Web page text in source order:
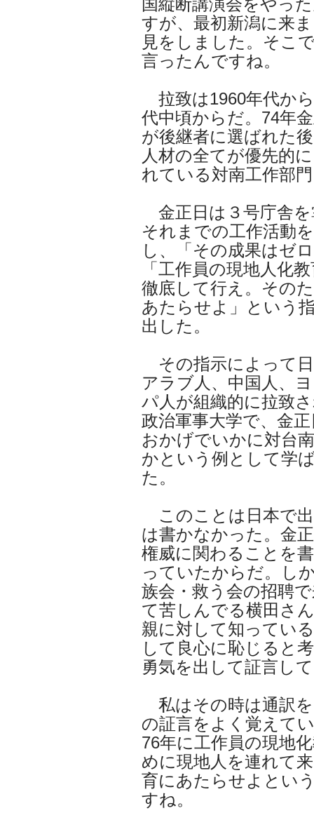
国縦断講演会をやっ
すが、最初新潟に来
見をしました。そこ
言ったんですね。
拉致は1960年代か
代中頃からだ。74年
が後継者に選ばれた
人材の全てが優先的
れている対南工作部
金正日は３号庁舎
それまでの工作活動
し、「その成果はゼ
「工作員の現地人化
徹底して行え。その
あたらせよ」という
出した。
その指示によって
アラブ人、中国人、
パ人が組織的に拉致
政治軍事大学で、金
おかげでいかに対台
かという例として学
た。
このことは日本で
は書かなかった。金
権威に関わることを
っていたからだ。し
族会・救う会の招聘
て苦しんでる横田さ
親に対して知ってい
して良心に恥じると
勇気を出して証言し
私はその時は通訳
の証言をよく覚えて
76年に工作員の現地
めに現地人を連れて
育にあたらせよとい
すね。